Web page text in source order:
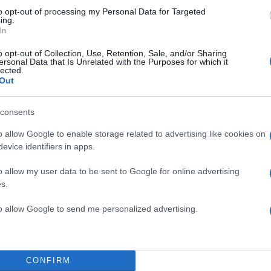
opt-out of processing my Personal Data for Targeted
opt-out of Collection, Use, Retention, Sale, and/or Sharing
Data that Is Unrelated with the Purposes for which it
allow Google to enable storage related to advertising like cookies on
identifiers in apps.
allow my user data to be sent to Google for online advertising
allow Google to send me personalized advertising.
CONFIRM
2000 /
από reCAPTCHA, ισχύουν
Share:
το Νewsit.gr στοGoogle Newsκαι ενημερωθείτε
όλη την ειδησεογραφία και τα